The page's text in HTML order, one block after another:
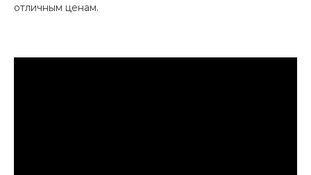
отличным ценам.